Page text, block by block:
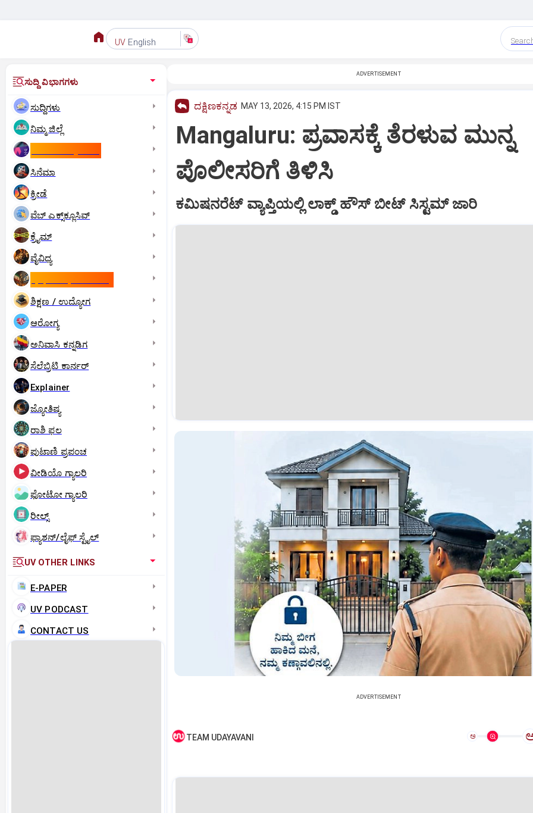
UV English
ಸುದ್ದಿ ವಿಭಾಗಗಳು
ಸುದ್ದಿಗಳು
ನಿಮ್ಮ ಜಿಲ್ಲೆ
ಸಿನೆಮಾ
ಕ್ರೀಡೆ
ವೆಬ್ ಎಕ್ಸ್‌ಕ್ಲೂಸಿವ್
ಕ್ರೈಮ್
ವೈವಿಧ್ಯ
ಶಿಕ್ಷಣ / ಉದ್ಯೋಗ
ಆರೋಗ್ಯ
ಅನಿವಾಸಿ ಕನ್ನಡಿಗ
ಸೆಲೆಬ್ರಿಟಿ ಕಾರ್ನರ್‌
Explainer
ಜ್ಯೋತಿಷ್ಯ
ರಾಶಿ ಫಲ
ಪುಟಾಣಿ ಪ್ರಪಂಚ
ವೀಡಿಯೊ ಗ್ಯಾಲರಿ
ಫೋಟೋ ಗ್ಯಾಲರಿ
ರೀಲ್ಸ್
ಫ್ಯಾಶನ್/ಲೈಫ್‌ ಸ್ಟೈಲ್
UV OTHER LINKS
E-PAPER
UV PODCAST
CONTACT US
ADVERTISEMENT
ದಕ್ಷಿಣಕನ್ನಡ MAY 13, 2026, 4:15 PM IST
Mangaluru: ಪ್ರವಾಸಕ್ಕೆ ತೆರಳುವ ಮುನ್ನ
ಪೊಲೀಸರಿಗೆ ತಿಳಿಸಿ
ಕಮಿಷನರೆಟ್‌ ವ್ಯಾಪ್ತಿಯಲ್ಲಿ ಲಾಕ್ಡ್ ಹೌಸ್‌ ಬೀಟ್‌ ಸಿಸ್ಟಮ್‌ ಜಾರಿ
ADVERTISEMENT
TEAM UDAYAVANI ಅ